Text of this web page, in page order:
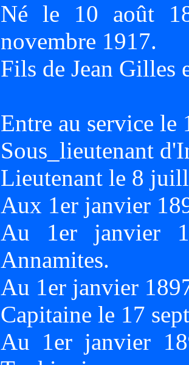
Né le 10 août
novembre 1917.
Fils de Jean Gilles
Entre au service le
Sous_lieutenant
Lieutenant le 8
Aux 1er janvier
Au 1er janvier
Annamites.
Au 1er janvier
Capitaine le 17
Au 1er janvier